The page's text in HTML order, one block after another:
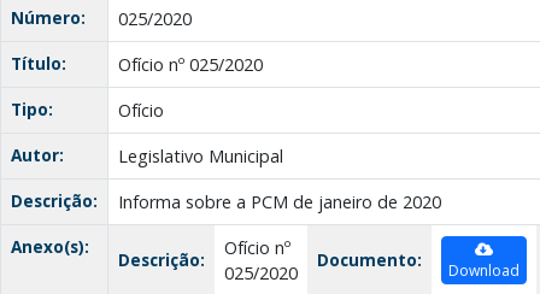
Número:
025/2020
Título:
Ofício nº 025/2020
Tipo:
Ofício
Autor:
Legislativo Municipal
Descrição:
Informa sobre a PCM de janeiro de 2020
Anexo(s):
Descrição:
Ofício nº
025/2020
Documento: Download